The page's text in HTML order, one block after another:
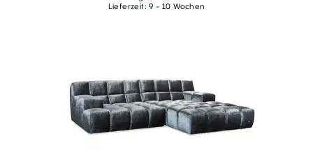
Lieferzeit: 9 - 10 Wochen